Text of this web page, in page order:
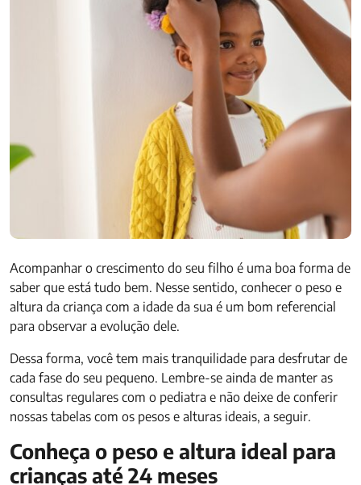
Acompanhar o crescimento do seu filho é uma boa forma de
saber que está tudo bem. Nesse sentido, conhecer o peso e
altura da criança com a idade da sua é um bom referencial
para observar a evolução dele.
Dessa forma, você tem mais tranquilidade para desfrutar de
cada fase do seu pequeno. Lembre-se ainda de manter as
consultas regulares com o pediatra e não deixe de conferir
nossas tabelas com os pesos e alturas ideais, a seguir.
Conheça o peso e altura ideal para
crianças até 24 meses